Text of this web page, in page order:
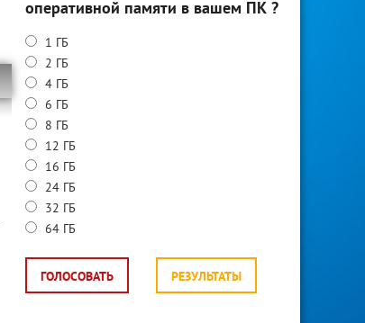
оперативной памяти в вашем ПК ?
1 ГБ
2 ГБ
4 ГБ
6 ГБ
8 ГБ
12 ГБ
16 ГБ
24 ГБ
32 ГБ
64 ГБ
ГОЛОСОВАТЬ РЕЗУЛЬТАТЫ